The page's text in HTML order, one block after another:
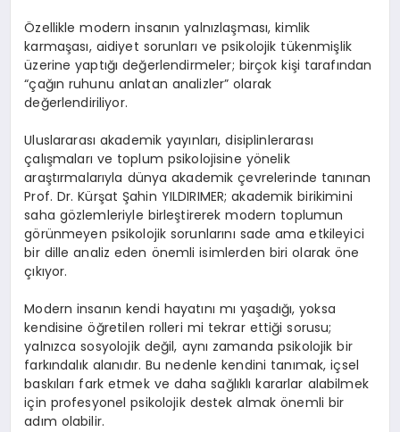
Özellikle modern insanın yalnızlaşması, kimlik
karmaşası, aidiyet sorunları ve psikolojik tükenmişlik
üzerine yaptığı değerlendirmeler; birçok kişi tarafından
“çağın ruhunu anlatan analizler” olarak
değerlendiriliyor.
Uluslararası akademik yayınları, disiplinlerarası
çalışmaları ve toplum psikolojisine yönelik
araştırmalarıyla dünya akademik çevrelerinde tanınan
Prof. Dr. Kürşat Şahin YILDIRIMER; akademik birikimini
saha gözlemleriyle birleştirerek modern toplumun
görünmeyen psikolojik sorunlarını sade ama etkileyici
bir dille analiz eden önemli isimlerden biri olarak öne
çıkıyor.
Modern insanın kendi hayatını mı yaşadığı, yoksa
kendisine öğretilen rolleri mi tekrar ettiği sorusu;
yalnızca sosyolojik değil, aynı zamanda psikolojik bir
farkındalık alanıdır. Bu nedenle kendini tanımak, içsel
baskıları fark etmek ve daha sağlıklı kararlar alabilmek
için profesyonel psikolojik destek almak önemli bir
adım olabilir.